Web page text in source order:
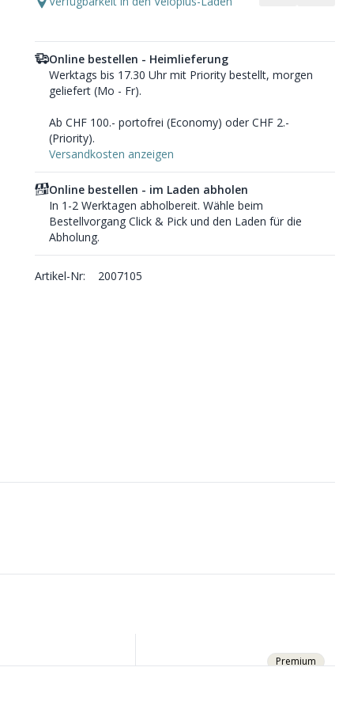
Online bestellen - Heimlieferung
Werktags bis 17.30 Uhr mit Priority bestellt, morgen
geliefert (Mo - Fr).
Ab CHF 100.- portofrei (Economy) oder CHF 2.-
(Priority).
Versandkosten anzeigen
Online bestellen - im Laden abholen
In 1-2 Werktagen abholbereit. Wähle beim
Bestellvorgang Click & Pick und den Laden für die
Abholung.
Artikel-Nr: 2007105
Premium